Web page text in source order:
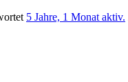
5 Jahre, 1 Monat aktiv.